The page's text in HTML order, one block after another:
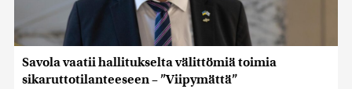
Savola vaatii hallitukselta välittömiä toimia
sikaruttotilanteeseen – ”Viipymättä”